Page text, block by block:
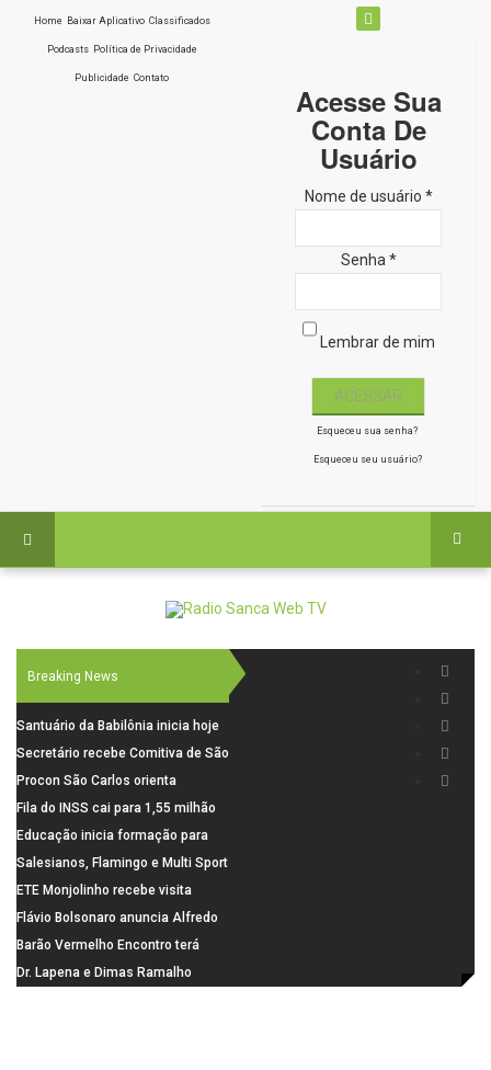
Home Baixar Aplicativo Classificados
Podcasts Política de Privacidade
Publicidade Contato
Acesse Sua
Conta De
Usuário
Nome de usuário *
Senha *
Lembrar de mim
Esqueceu sua senha?
Esqueceu seu usuário?
Breaking News
Santuário da Babilônia inicia hoje
(06), uma programação especial
para os seus 160 anos de história.
Secretário recebe Comitiva de São
Carlos para debater investimentos
em rodovias
Procon São Carlos orienta
consumidores sobre cuidados
nas compras para o Dia dos Pais
Fila do INSS cai para 1,55 milhão
em julho, com alta de 66,5% nos
pedidos negados em 2026
Educação inicia formação para
elaboração do novo Plano
Municipal
Salesianos, Flamingo e Multi Sport
vão representar São Carlos no
campeonato Estadual
ETE Monjolinho recebe visita
científica da FAPESP
Flávio Bolsonaro anuncia Alfredo
Gaspar, relator da comissão do
INSS, como vice
Barão Vermelho Encontro terá
data extra em Belo Horizonte
Dr. Lapena e Dimas Ramalho